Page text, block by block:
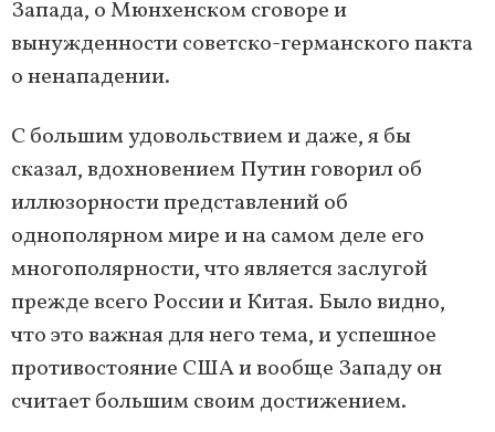
Запада, о Мюнхенском сговоре и
вынужденности советско-германского пакта
о ненападении.
С большим удовольствием и даже, я бы
сказал, вдохновением Путин говорил об
иллюзорности представлений об
однополярном мире и на самом деле его
многополярности, что является заслугой
прежде всего России и Китая. Было видно,
что это важная для него тема, и успешное
противостояние США и вообще Западу он
считает большим своим достижением.